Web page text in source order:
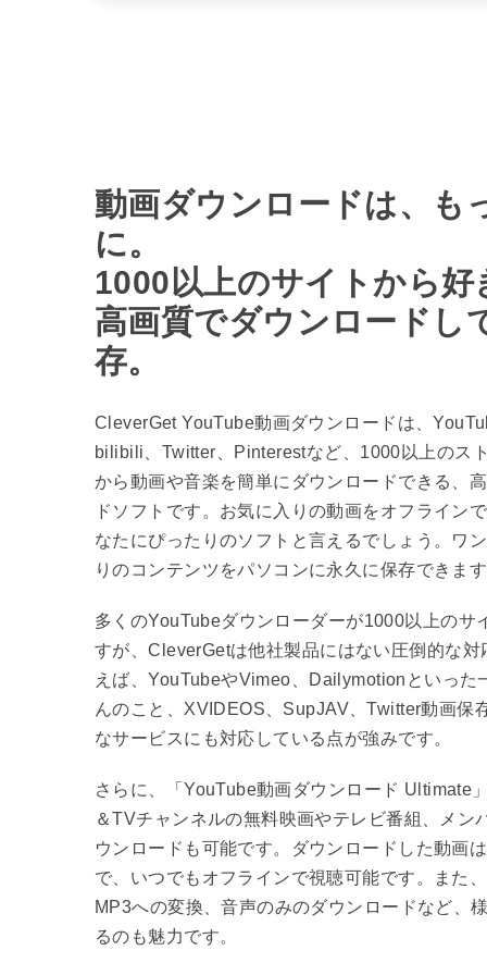
動画ダウンロードは、も
に。
1000以上のサイトから好
高画質でダウンロードし
存。
CleverGet YouTube動画ダウンロードは、
bilibili、Twitter、Pinterestなど、1000以上のス
から動画や音楽を簡単にダウンロードできる、
ドソフトです。お気に入りの動画をオフライン
なたにぴったりのソフトと言えるでしょう。ワ
りのコンテンツをパソコンに永久に保存できま
多くのYouTubeダウンローダーが1000以上のサ
すが、CleverGetは他社製品にはない圧倒的な
えば、YouTubeやVimeo、Dailymotionといった
んのこと、XVIDEOS、SupJAV、Twitter動画保
なサービスにも対応している点が強みです。
さらに、「YouTube動画ダウンロード Ultimate
＆TVチャンネルの無料映画やテレビ番組、メン
ウンロードも可能です。ダウンロードした動画
で、いつでもオフラインで視聴可能です。また
MP3への変換、音声のみのダウンロードなど、
るのも魅力です。